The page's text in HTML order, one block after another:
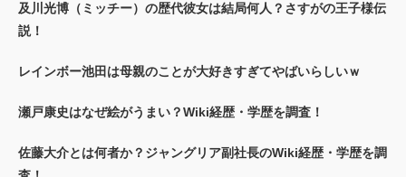
及川光博（ミッチー）の歴代彼女は結局何人？さすがの王子様伝
説！
レインボー池田は母親のことが大好きすぎてやばいらしいｗ
瀬戸康史はなぜ絵がうまい？Wiki経歴・学歴を調査！
佐藤大介とは何者か？ジャングリア副社長のWiki経歴・学歴を調